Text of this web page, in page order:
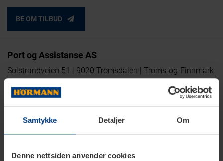
Samtykke Detaljer Om
Denne nettsiden anvender cookies
BE OM TILBUD
Port og Assistanse AS
Solstrandveien 51 | 9020 Tromsdalen | Troms-og-Finnmark
| Norge
man-fre: 08.00 - 16.00